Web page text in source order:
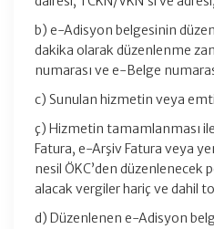
b) e-Adisyon belgesinin
dakika olarak düzenlenme
numarası ve e-Belge
c) Sunulan hizmetin veya
ç) Hizmetin tamamlanması
Fatura, e-Arşiv Fatura veya
nesil ÖKC’den düzenlenecek
alacak vergiler hariç ve dahil
d) Düzenlenen e-Adisyon